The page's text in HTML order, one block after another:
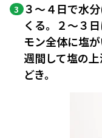
3 ３〜４日で水
くる。２〜３
モン全体に塩
週間して塩の
どき。